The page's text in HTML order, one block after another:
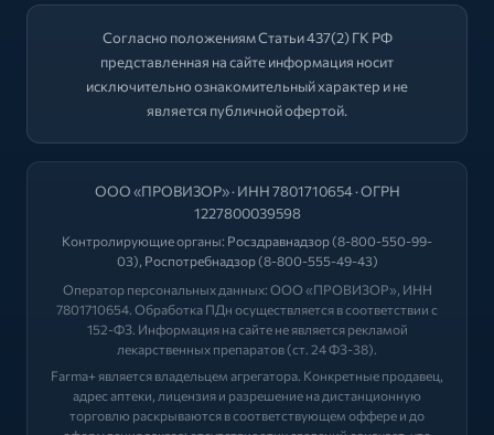
Согласно положениям Статьи 437(2) ГК РФ
представленная на сайте информация носит
исключительно ознакомительный характер и не
является публичной офертой.
ООО «ПРОВИЗОР» · ИНН 7801710654 · ОГРН
1227800039598
Контролирующие органы: Росздравнадзор(8-800-550-99-
03), Роспотребнадзор(8-800-555-49-43)
Оператор персональных данных: ООО «ПРОВИЗОР», ИНН
7801710654. Обработка ПДн осуществляется в соответствии с
152-ФЗ. Информация на сайте не является рекламой
лекарственных препаратов (ст. 24 ФЗ-38).
Farma+ является владельцем агрегатора. Конкретные продавец,
адрес аптеки, лицензия и разрешение на дистанционную
торговлю раскрываются в соответствующем оффере и до